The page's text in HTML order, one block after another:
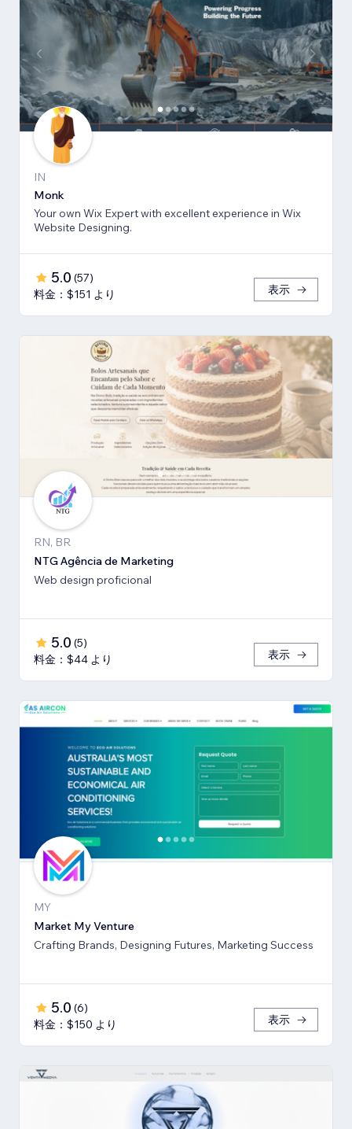
IN
Monk
Your own Wix Expert with excellent experience in Wix
Website Designing.
5.0 (57)
料金：$151 より
表示
RN, BR
NTG Agência de Marketing
Web design proficional
5.0 (5)
料金：$44 より
表示
MY
Market My Venture
Crafting Brands, Designing Futures, Marketing Success
5.0 (6)
料金：$150 より
表示